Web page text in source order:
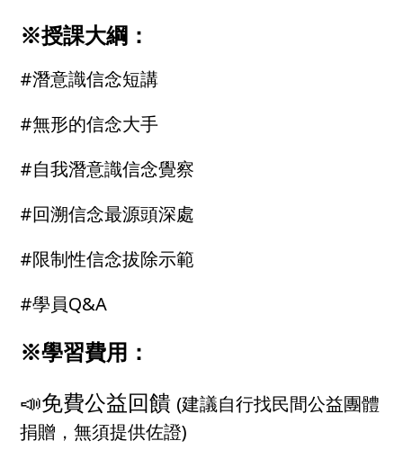
※授課大綱：
#潛意識信念短講
#無形的信念大手
#自我潛意識信念覺察
#回溯信念最源頭深處
#限制性信念拔除示範
#學員Q&A
※學習費用：
📣免費公益回饋 (建議自行找民間公益團體
捐贈，無須提供佐證)